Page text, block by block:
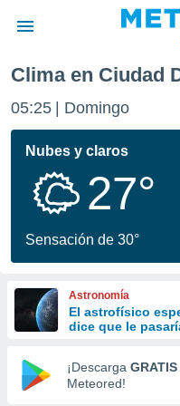
de
ha sido
calidad.
a este
las
y
forma
digital
basada
Clima en Ciudad
05:25 Domingo
Nubes y claros
27°
Sensación de 30°
Astronomía
El astrofísico
dice que le
¡Descarga GRATIS
Meteored!